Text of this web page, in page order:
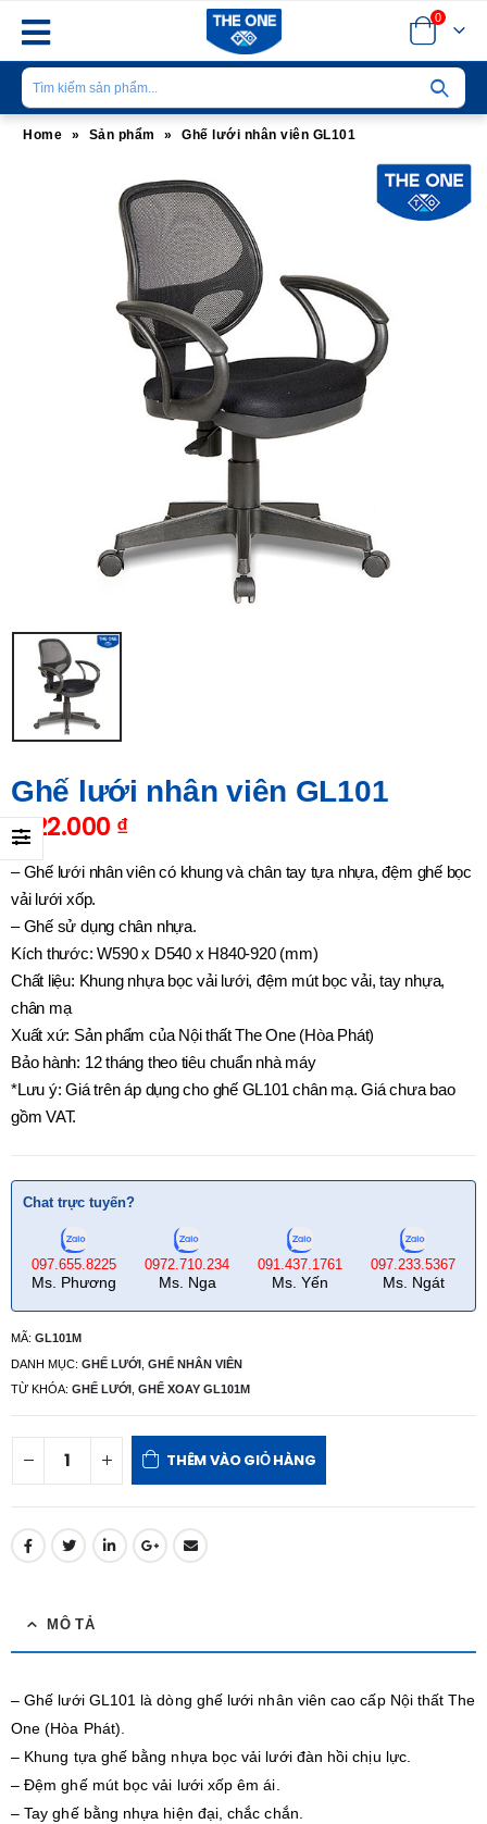
0
Home » Sản phẩm » Ghế lưới nhân viên GL101
Ghế lưới nhân viên GL101
1.122.000 ₫
– Ghế lưới nhân viên có khung và chân tay tựa nhựa, đệm ghế bọc
vải lưới xốp.
– Ghế sử dụng chân nhựa.
Kích thước: W590 x D540 x H840-920 (mm)
Chất liệu: Khung nhựa bọc vải lưới, đệm mút bọc vải, tay nhựa,
chân mạ
Xuất xứ: Sản phẩm của Nội thất The One (Hòa Phát)
Bảo hành: 12 tháng theo tiêu chuẩn nhà máy
*Lưu ý: Giá trên áp dụng cho ghế GL101 chân mạ. Giá chưa bao
gồm VAT.
Chat trực tuyến?
097.655.8225
Ms. Phương
0972.710.234
Ms. Nga
091.437.1761
Ms. Yến
097.233.5367
Ms. Ngát
MÃ: GL101M
DANH MỤC: GHẾ LƯỚI GHẾ NHÂN VIÊN
TỪ KHÓA: GHẾ LƯỚI GHẾ XOAY GL101M
THÊM VÀO GIỎ HÀNG
MÔ TẢ
– Ghế lưới GL101 là dòng ghế lưới nhân viên cao cấp Nội thất The
One (Hòa Phát).
– Khung tựa ghế bằng nhựa bọc vải lưới đàn hồi chịu lực.
– Đệm ghế mút bọc vải lưới xốp êm ái.
– Tay ghế bằng nhựa hiện đại, chắc chắn.